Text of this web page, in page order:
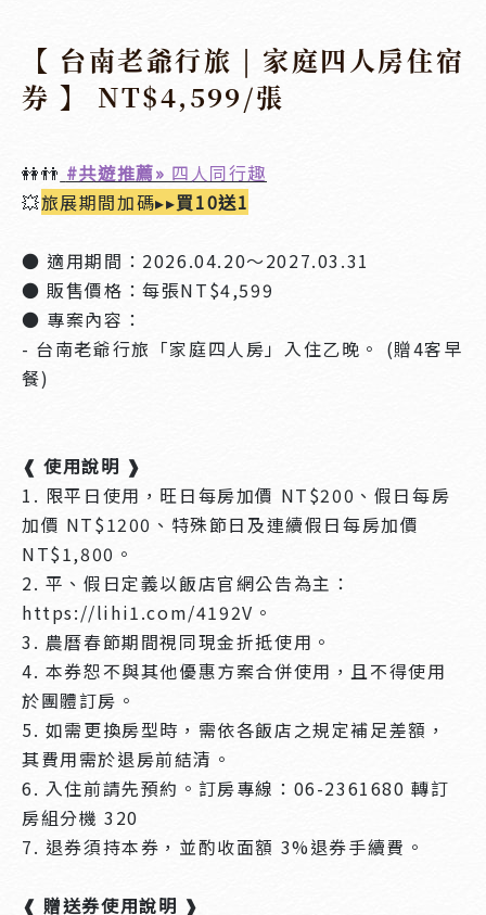
【 台南老爺行旅 | 家庭四人房住宿
券 】 NT$4,599/張
👭👬 #共遊推薦» 四人同行趣
💥旅展期間加碼▸▸買10送1
● 適用期間：2026.04.20～2027.03.31
● 販售價格：每張NT$4,599
● 專案內容：
- 台南老爺行旅「家庭四人房」入住乙晚。 (贈4客早
餐)
❰ 使用說明 ❱
1. 限平日使用，旺日每房加價 NT$200、假日每房
加價 NT$1200、特殊節日及連續假日每房加價
NT$1,800。
2. 平、假日定義以飯店官網公告為主：
https://lihi1.com/4192V。
3. 農曆春節期間視同現金折抵使用。
4. 本券恕不與其他優惠方案合併使用，且不得使用
於團體訂房。
5. 如需更換房型時，需依各飯店之規定補足差額，
其費用需於退房前結清。
6. 入住前請先預約。訂房專線：06-2361680 轉訂
房組分機 320
7. 退券須持本券，並酌收面額 3%退券手續費。
❰ 贈送券使用說明 ❱